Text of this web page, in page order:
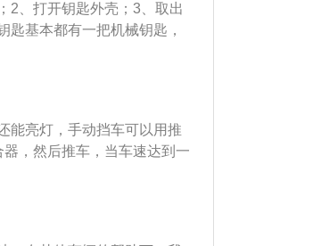
2、打开钥匙外壳；3、取出
匙基本都有一把机械钥匙，
车钥匙要注意事项有：1、
，正确操作是把钥匙壳打
路板。
能亮灯，手动挡车可以用推
，然后推车，当车速达到一
，想要应急的话，可以用
，在连接跨接电缆时，千万